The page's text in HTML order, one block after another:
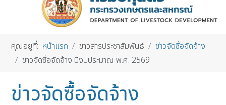
คุณอยู่ที่: หน้าแรก ข่าวสารประชาสัมพันธ์
ข่าวจัดซื้อจัดจ้าง
ข่าวจัดซื้อจัดจ้าง ปีงบประมาณ พ.ศ. 2569
ข่าวจัดซื้อจัดจ้าง